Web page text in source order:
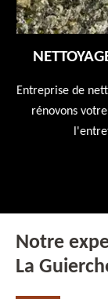
Entreprise de
rénovons
Notre
La